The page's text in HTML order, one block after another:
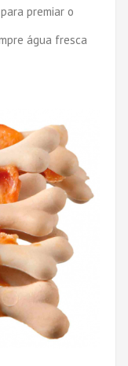
premiar o
água fresca